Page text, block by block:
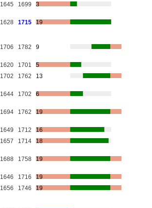
1645 1699 3
1628 1715 19
1706 1782 9
1620 1701
5
1702 1762 13
1644 1702 6
1694 1762 19
1649 1712
16
1657 1714 18
1688 1758 19
1646 1716
19
1656 1746 19